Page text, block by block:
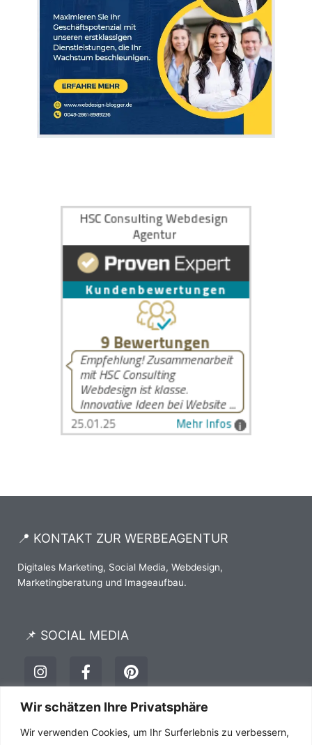
Wir schätzen Ihre Privatsphäre
Wir verwenden Cookies, um Ihr Surferlebnis zu verbessern,
📍 KONTAKT ZUR WERBEAGENTUR
Digitales Marketing, Social Media, Webdesign,
Marketingberatung und Imageaufbau.
📌 SOCIAL MEDIA
I
n
s
t
g
F
a
c
e
o
P
i
n
t
r